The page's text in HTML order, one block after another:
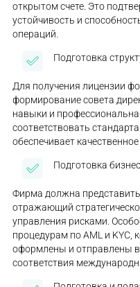
открытом счете. Это
устойчивость и
операций.
Подготовка
Для получения лицензии
формирование совета
навыки и
соответствовать
обеспечивает
Подготовка
Фирма должна
отражающий
управления рисками.
процедурам по AML и
оформлены и отправлены в
соответствия